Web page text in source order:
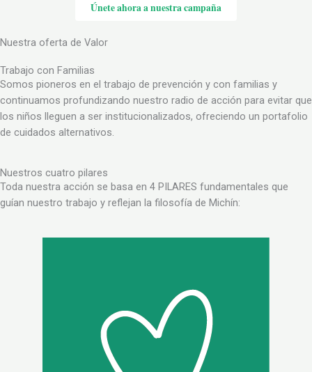
Únete ahora a nuestra campaña
Nuestra oferta de Valor
Trabajo con Familias
Somos pioneros en el trabajo de prevención y con familias y
continuamos profundizando nuestro radio de acción para evitar que
los niños lleguen a ser institucionalizados, ofreciendo un portafolio
de cuidados alternativos.
Nuestros cuatro pilares
Toda nuestra acción se basa en 4 PILARES fundamentales que
guían nuestro trabajo y reflejan la filosofía de Michín: